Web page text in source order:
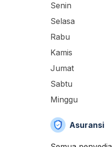
Senin
Selasa
Rabu
Kamis
Jumat
Sabtu
Minggu
Asuransi